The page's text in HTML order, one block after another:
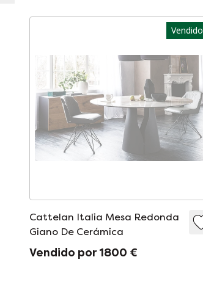
Vendido
Cattelan Italia Mesa Redonda
Giano De Cerámica
Vendido por 1800 €